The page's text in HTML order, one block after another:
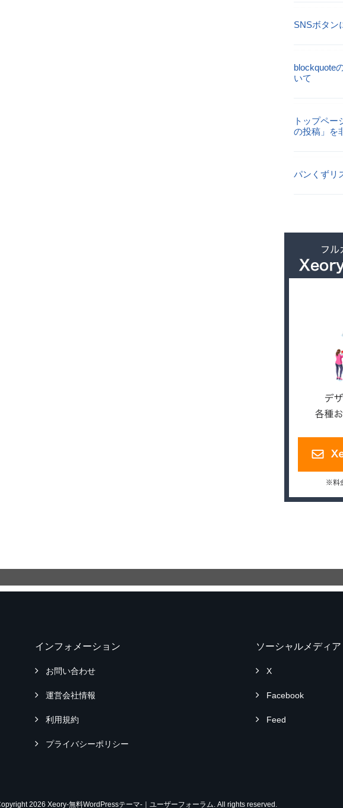
SNSボタン
blockquote
いて
トップペー
の投稿」を
パンくずリ
インフォメーション
お問い合わせ
運営会社情報
利用規約
プライバシーポリシー
ソーシャルメディア
X
Facebook
Feed
2026 Xeory-無料WordPressテーマ-｜ユーザーフォーラム. All rights reserved.